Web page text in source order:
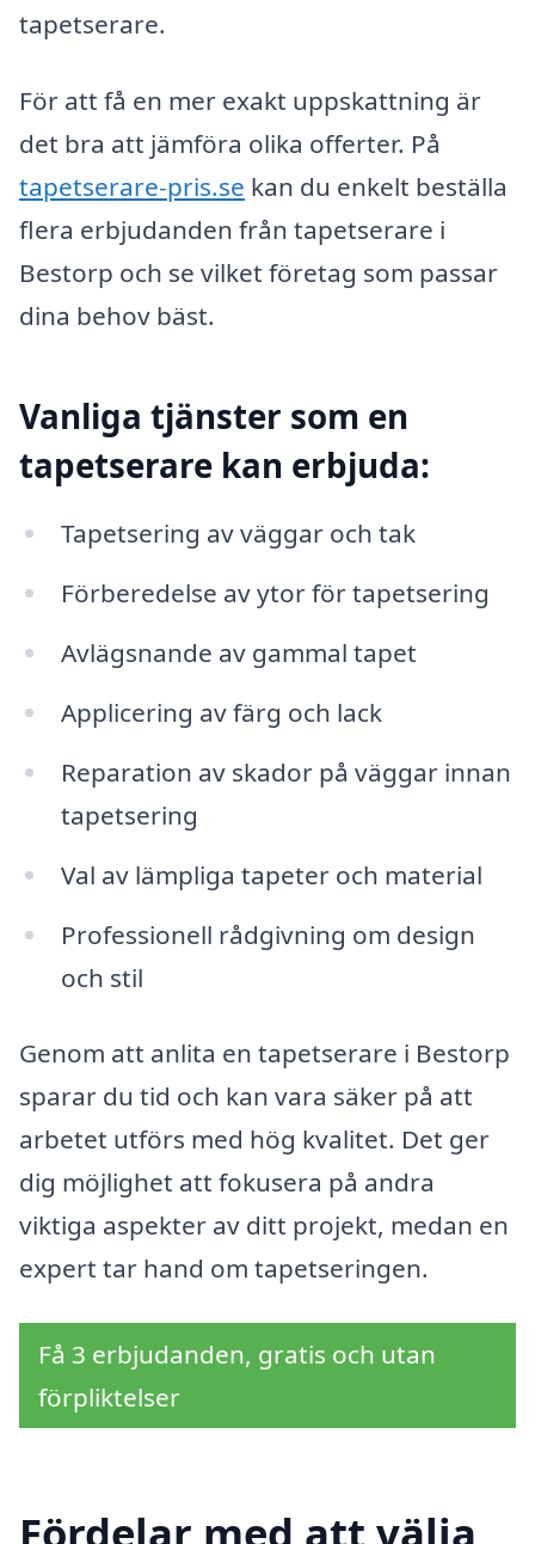
tapetserare.
För att få en mer exakt uppskattning är
det bra att jämföra olika offerter. På
tapetserare-pris.se kan du enkelt beställa
flera erbjudanden från tapetserare i
Bestorp och se vilket företag som passar
dina behov bäst.
Vanliga tjänster som en
tapetserare kan erbjuda:
Tapetsering av väggar och tak
Förberedelse av ytor för tapetsering
Avlägsnande av gammal tapet
Applicering av färg och lack
Reparation av skador på väggar innan
tapetsering
Val av lämpliga tapeter och material
Professionell rådgivning om design
och stil
Genom att anlita en tapetserare i Bestorp
sparar du tid och kan vara säker på att
arbetet utförs med hög kvalitet. Det ger
dig möjlighet att fokusera på andra
viktiga aspekter av ditt projekt, medan en
expert tar hand om tapetseringen.
Få 3 erbjudanden, gratis och utan
förpliktelser
Fördelar med att välja